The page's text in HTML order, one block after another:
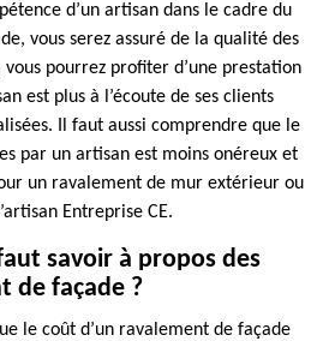
d’un artisan dans le cadre du
vous serez assuré de la qualité des
vous pourrez profiter d’une prestation
est plus à l’écoute de ses clients
Il faut aussi comprendre que le
par un artisan est moins onéreux et
un ravalement de mur extérieur ou
Entreprise CE.
savoir à propos des
de façade ?
le coût d’un ravalement de façade